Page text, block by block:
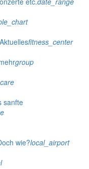
fitness_center
group
sanfte
wie?local_airport